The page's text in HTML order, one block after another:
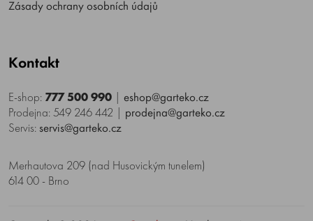
Zásady ochrany osobních údajů
Kontakt
E-shop: 777 500 990 | eshop@garteko.cz
Prodejna: 549 246 442 | prodejna@garteko.cz
Servis: servis@garteko.cz
Merhautova 209 (nad Husovickým tunelem)
614 00 - Brno